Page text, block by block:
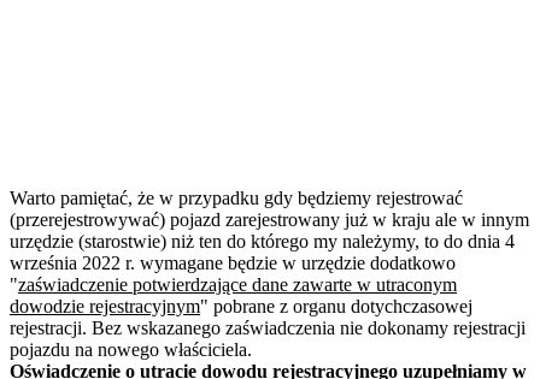
Warto pamiętać, że w przypadku gdy będziemy rejestrować
(przerejestrowywać) pojazd zarejestrowany już w kraju ale w innym
urzędzie (starostwie) niż ten do którego my należymy, to do dnia 4
września 2022 r. wymagane będzie w urzędzie dodatkowo
"zaświadczenie potwierdzające dane zawarte w utraconym
dowodzie rejestracyjnym" pobrane z organu dotychczasowej
rejestracji. Bez wskazanego zaświadczenia nie dokonamy rejestracji
pojazdu na nowego właściciela.
Oświadczenie o utracie dowodu rejestracyjnego uzupełniamy w